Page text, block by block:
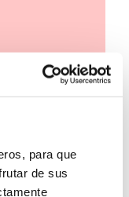
para que
de sus